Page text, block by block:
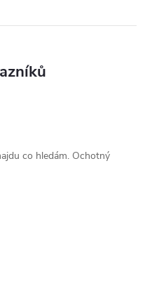
co hledám. Ochotný